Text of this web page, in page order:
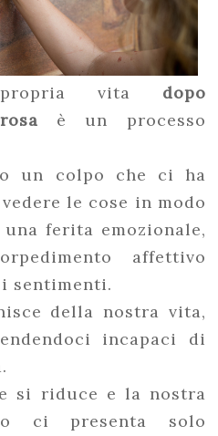
vita dopo
è un processo
un colpo che ci ha
le cose in modo
ferita emozionale,
affettivo
sentimenti.
della nostra vita,
incapaci di
si riduce e la nostra
ci presenta solo